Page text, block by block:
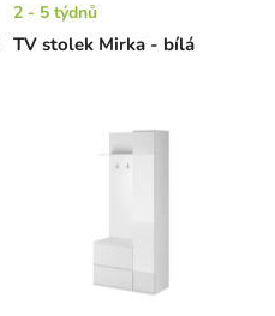
TV stolek Mirka - bílá
2 - 5 týdnů